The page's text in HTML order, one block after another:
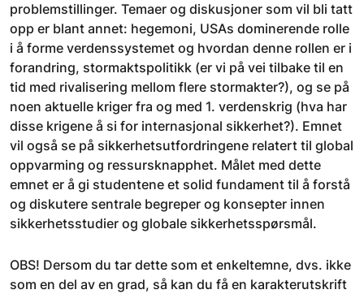
problemstillinger. Temaer og diskusjoner som vil bli tatt
opp er blant annet: hegemoni, USAs dominerende rolle
i å forme verdenssystemet og hvordan denne rollen er i
forandring, stormaktspolitikk (er vi på vei tilbake til en
tid med rivalisering mellom flere stormakter?), og se på
noen aktuelle kriger fra og med 1. verdenskrig (hva har
disse krigene å si for internasjonal sikkerhet?). Emnet
vil også se på sikkerhetsutfordringene relatert til global
oppvarming og ressursknapphet. Målet med dette
emnet er å gi studentene et solid fundament til å forstå
og diskutere sentrale begreper og konsepter innen
sikkerhetsstudier og globale sikkerhetsspørsmål.
OBS! Dersom du tar dette som et enkeltemne, dvs. ikke
som en del av en grad, så kan du få en karakterutskrift